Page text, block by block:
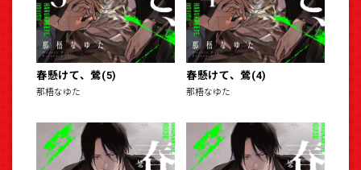
春懸けて、鶯(5)
那梧なゆた
春懸けて、鶯(4)
那梧なゆた